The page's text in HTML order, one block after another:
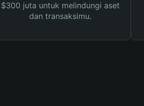
$300 juta untuk melindungi aset
dan transaksimu.